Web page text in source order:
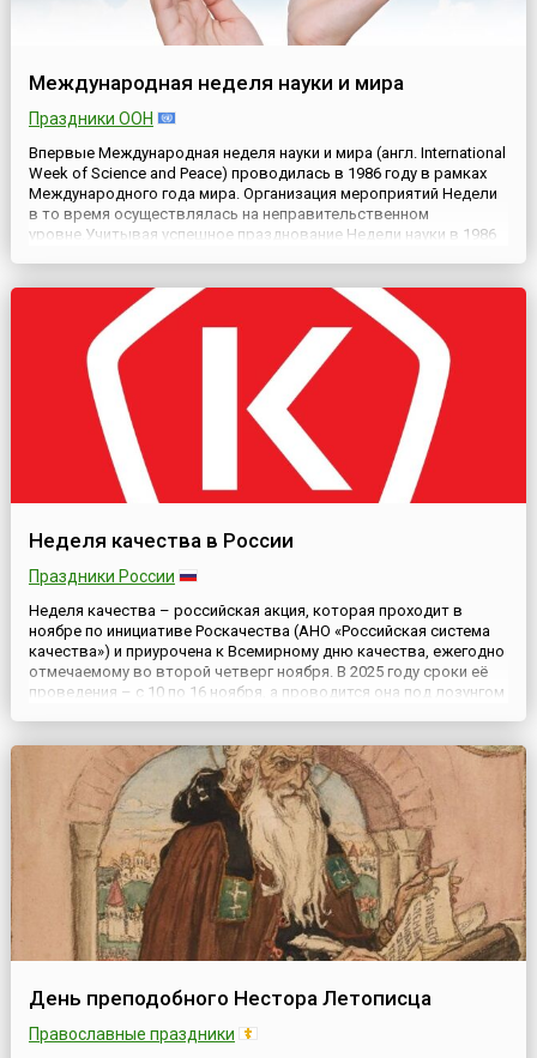
Международная неделя науки и мира
Праздники ООН
Впервые Международная неделя науки и мира (англ. International
Week of Science and Peace) проводилась в 1986 году в рамках
Международного года мира. Организация мероприятий Недели
в то время осуществлялась на неправительственном
уровне.Учитывая успешное празднование Недели науки в 1986
Неделя качества в России
Праздники России
Неделя качества – российская акция, которая проходит в
ноябре по инициативе Роскачества (АНО «Российская система
качества») и приурочена к Всемирному дню качества, ежегодно
отмечаемому во второй четверг ноября. В 2025 году сроки её
проведения – с 10 по 16 ноября, а проводится она под лозунгом
День преподобного Нестора Летописца
Православные праздники